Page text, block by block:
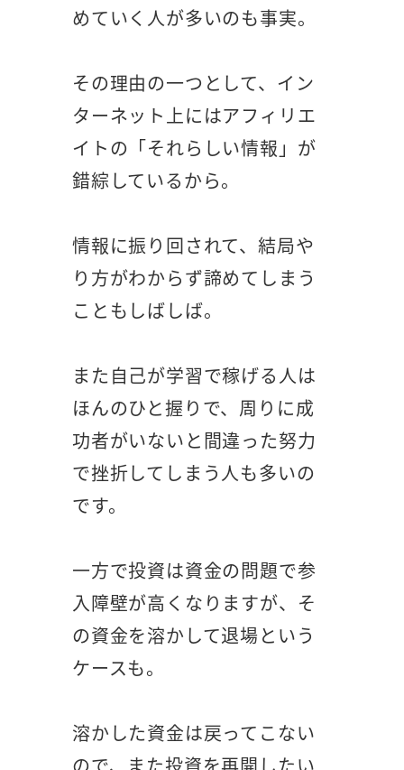
めていく人が多いのも事実。
その理由の一つとして、イン
ターネット上にはアフィリエ
イトの「それらしい情報」が
錯綜しているから。
情報に振り回されて、結局や
り方がわからず諦めてしまう
こともしばしば。
また自己が学習で稼げる人は
ほんのひと握りで、周りに成
功者がいないと間違った努力
で挫折してしまう人も多いの
です。
一方で投資は資金の問題で参
入障壁が高くなりますが、そ
の資金を溶かして退場という
ケースも。
溶かした資金は戻ってこない